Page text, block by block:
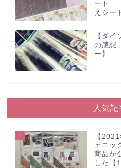
ート
えシー
【ダイ
の感想
ー】
人気記
1
【
ェニッ
商品が
した【